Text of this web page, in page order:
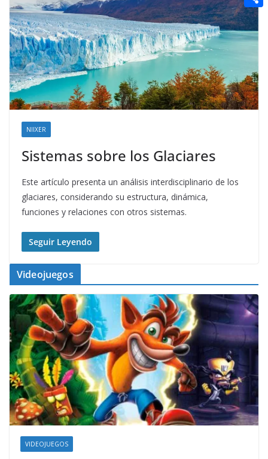
NIIXER
Sistemas sobre los Glaciares
Este artículo presenta un análisis interdisciplinario de los
glaciares, considerando su estructura, dinámica,
funciones y relaciones con otros sistemas.
Seguir Leyendo
Videojuegos
VIDEOJUEGOS
n
g
e
e
r
e
r
s
t
a
i
l
e
d
t
C
o
p
a
r